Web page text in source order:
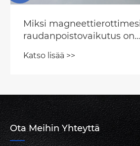
laatikkotyyppinen
raudanpoistoaine on
tuotannossa?
Katso lisää >>
Ota Meihin Yhteyttä